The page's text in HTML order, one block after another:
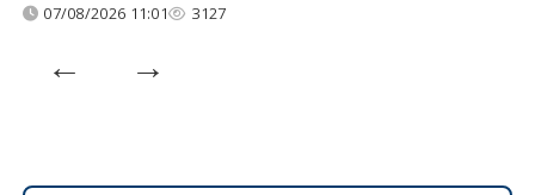
07/08/2026 11:01 3127